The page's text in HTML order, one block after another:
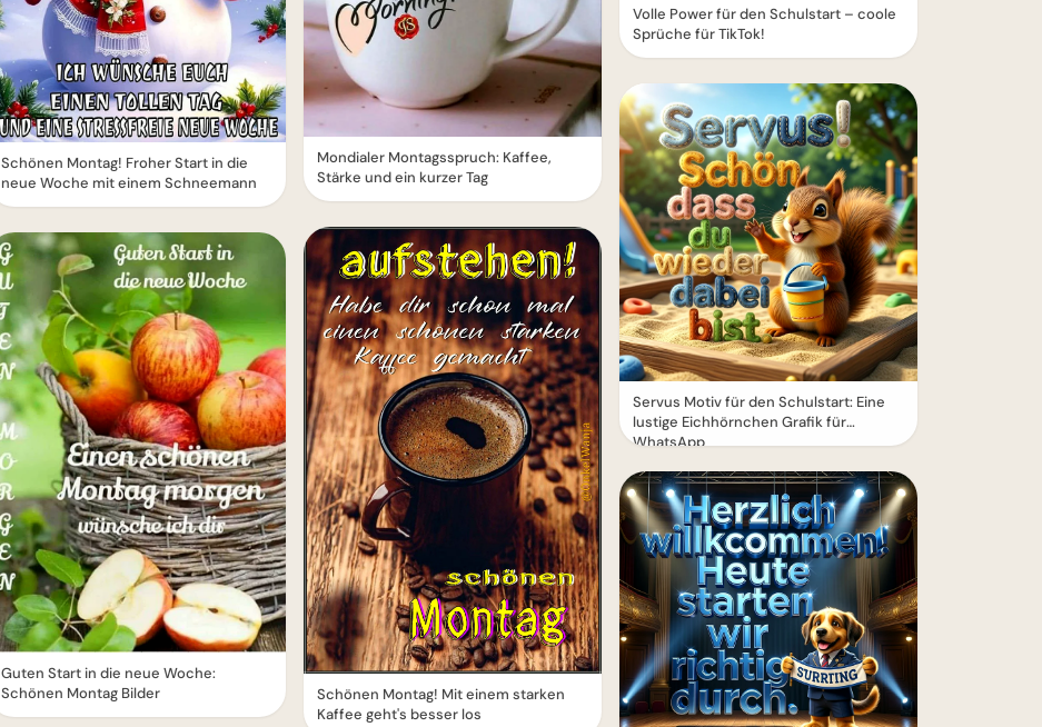
Schönen Montag! Froher Start in die
neue Woche mit einem Schneemann
Guten Start in die neue Woche:
Schönen Montag Bilder
Mondialer Montagsspruch: Kaffee,
Stärke und ein kurzer Tag
Schönen Montag! Mit einem starken
Kaffee geht's besser los
Volle Power für den Schulstart – coole
Sprüche für TikTok!
Servus Motiv für den Schulstart: Eine
lustige Eichhörnchen Grafik für
WhatsApp